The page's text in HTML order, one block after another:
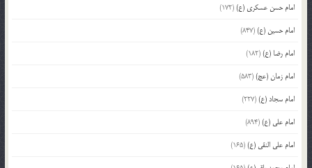
امام حسن عسکری (ع)(172)
امام حسین (ع)(847)
امام رضا (ع)(182)
امام زمان (عج)(583)
امام سجاد (ع)(227)
امام علی (ع)(894)
امام علی النقی (ع)(165)